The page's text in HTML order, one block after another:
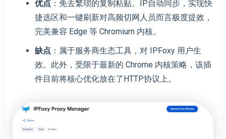
优点 ：免去繁琐的复制粘贴。IP自动同步，实现快
捷选区和一键刷新对高频切网人员而言极度提效，
完美兼容 Edge 等 Chromium 内核。
缺点 ：属于服务商生态工具，对 IPFoxy 用户生
效。此外，受限于最新的 Chrome 内核策略，该插
件目前将核心优化放在了HTTP协议上。